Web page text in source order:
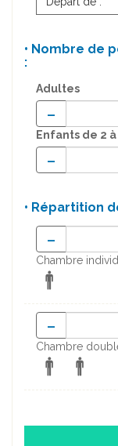
• Nombre de
:
Adultes
-
Enfants de 2 à
-
• Répartition
-
Chambre
-
Chambre